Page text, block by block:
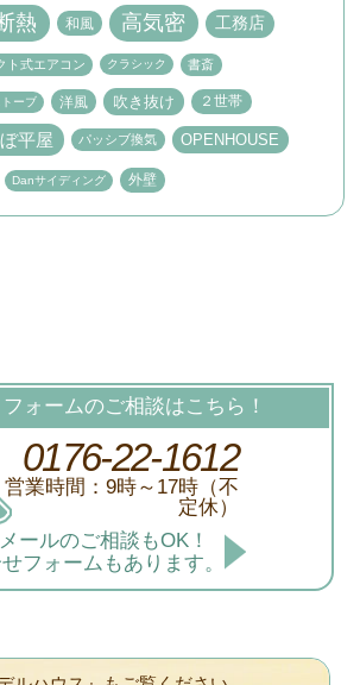
熱 和風 高気密 工務店
ト式エアコン クラシック 書斎
ーブ 洋風 吹き抜け ２世帯
平屋 パッシブ換気 OPENHOUSE
Danサイディング 外壁
ォームのご相談はこちら！
0176-22-1612
営業時間：9時～17時（不
定休）
ールのご相談もOK！
フォームもあります。